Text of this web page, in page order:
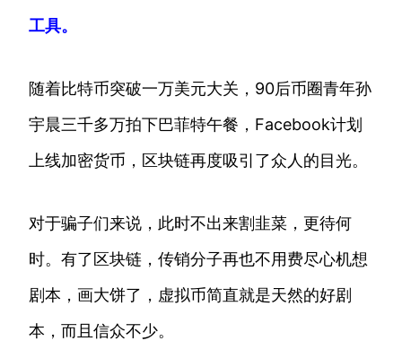
工具。
随着比特币突破一万美元大关，90后币圈青年孙
宇晨三千多万拍下巴菲特午餐，Facebook计划
上线加密货币，区块链再度吸引了众人的目光。
对于骗子们来说，此时不出来割韭菜，更待何
时。有了区块链，传销分子再也不用费尽心机想
剧本，画大饼了，虚拟币简直就是天然的好剧
本，而且信众不少。